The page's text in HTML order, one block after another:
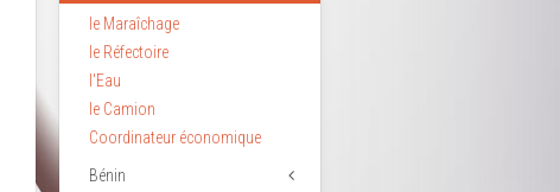
le Maraîchage
le Réfectoire
l'Eau
le Camion
Coordinateur économique
Bénin